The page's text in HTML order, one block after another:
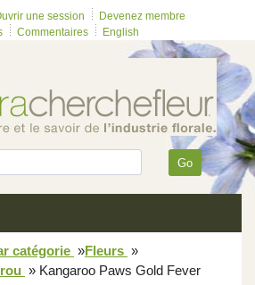
une session
Devenez membre
Commentaires English
Go
catégorie »Fleurs »
» Kangaroo Paws Gold Fever